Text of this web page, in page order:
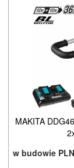
MAKITA
w budowie PLN